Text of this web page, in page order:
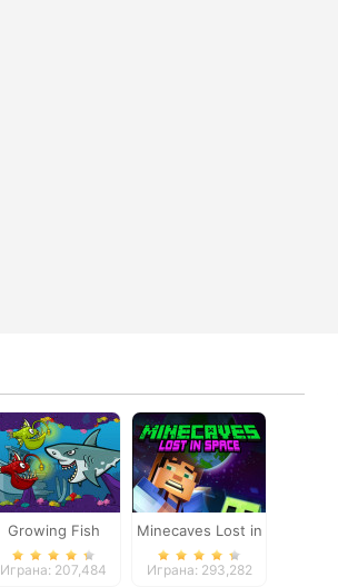
Growing Fish
Играна: 207,484
Minecaves Lost in
Space
Играна: 293,282